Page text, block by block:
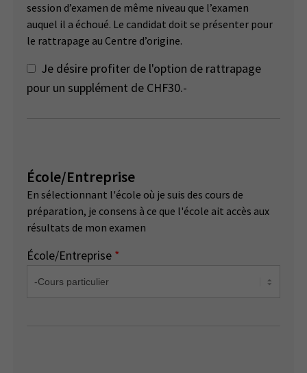
session d’examen de même niveau que l’examen
auquel il a échoué. Le candidat doit se présenter pour
le rattrapage au Centre d’origine.
Je désire profiter de l'option de rattrapage
pour un supplément de CHF30.-
École/Entreprise
En sélectionnant l'école où je suis des cours de
préparation, je consens à ce que l'école ait accès aux
résultats de mon examen
École/Entreprise *